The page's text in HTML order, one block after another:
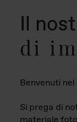
Il
di
Benvenuti
Si prega di
materiale